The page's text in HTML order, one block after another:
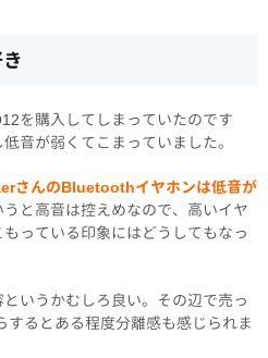
を購入してしまっていたのです
音が弱くてこまっていました。
さんのBluetoothイヤホンは低音が
うと高音は控えめなので、高いイヤ
っている印象にはどうしてもなっ
いうかむしろ良い。その辺で売っ
るとある程度分離感も感じられま